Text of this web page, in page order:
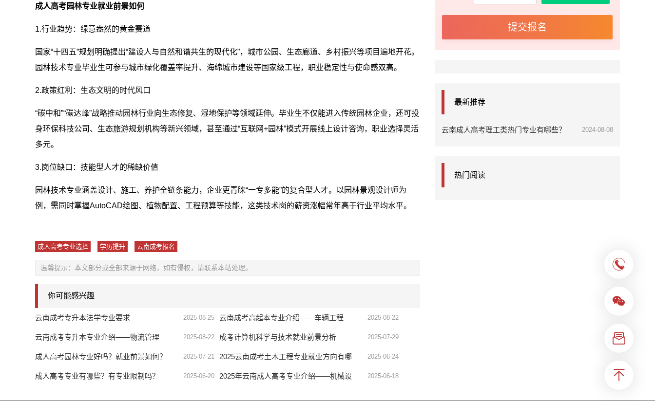
成人高考园林专业就业前景如何
1.行业趋势：绿意盎然的黄金赛道
国家“十四五”规划明确提出“建设人与自然和谐共生的现代化”，城市公园、生态廊道、乡村振兴等项目遍地开花。
园林技术专业毕业生可参与城市绿化覆盖率提升、海绵城市建设等国家级工程，职业稳定性与使命感双高。
2.政策红利：生态文明的时代风口
“碳中和”“碳达峰”战略推动园林行业向生态修复、湿地保护等领域延伸。毕业生不仅能进入传统园林企业，还可投
身环保科技公司、生态旅游规划机构等新兴领域，甚至通过“互联网+园林”模式开展线上设计咨询，职业选择灵活
多元。
3.岗位缺口：技能型人才的稀缺价值
园林技术专业涵盖设计、施工、养护全链条能力，企业更青睐“一专多能”的复合型人才。以园林景观设计师为
例，需同时掌握AutoCAD绘图、植物配置、工程预算等技能，这类技术岗的薪资涨幅常年高于行业平均水平。
成人高考专业选择 学历提升 云南成考报名
温馨提示：本文部分或全部来源于网络，如有侵权，请联系本站处理。
你可能感兴趣
云南成考专升本法学专业要求 2025-08-25 云南成考高起本专业介绍——车辆工程 2025-08-22
云南成考专升本专业介绍——物流管理 2025-08-22 成考计算机科学与技术就业前景分析 2025-07-29
成人高考园林专业好吗？就业前景如何？ 2025-07-21 ​​2025云南成考土木工程专业就业方向有哪
些？​​
2025-06-24
成人高考专业有哪些？有专业限制吗？ 2025-06-20 2025年云南成人高考专业介绍——机械设 2025-06-18
最新推荐
云南成人高考理工类热门专业有哪些？ 2024-08-08
热门阅读